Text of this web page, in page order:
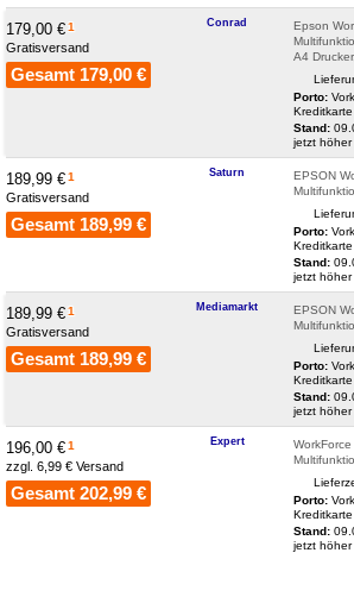
179,00 €1
Gratisversand
Gesamt 179,00 €
Conrad
Epson
A4
Porto:
Stand:
jetzt höher
189,99 €1
Gratisversand
Gesamt 189,99 €
Saturn
EPSON
Porto:
Stand:
jetzt höher
189,99 €1
Gratisversand
Gesamt 189,99 €
Mediamarkt
EPSON
Porto:
Stand:
jetzt höher
196,00 €1
zzgl. 6,99 € Versand
Gesamt 202,99 €
Expert
Porto:
Stand:
jetzt höher